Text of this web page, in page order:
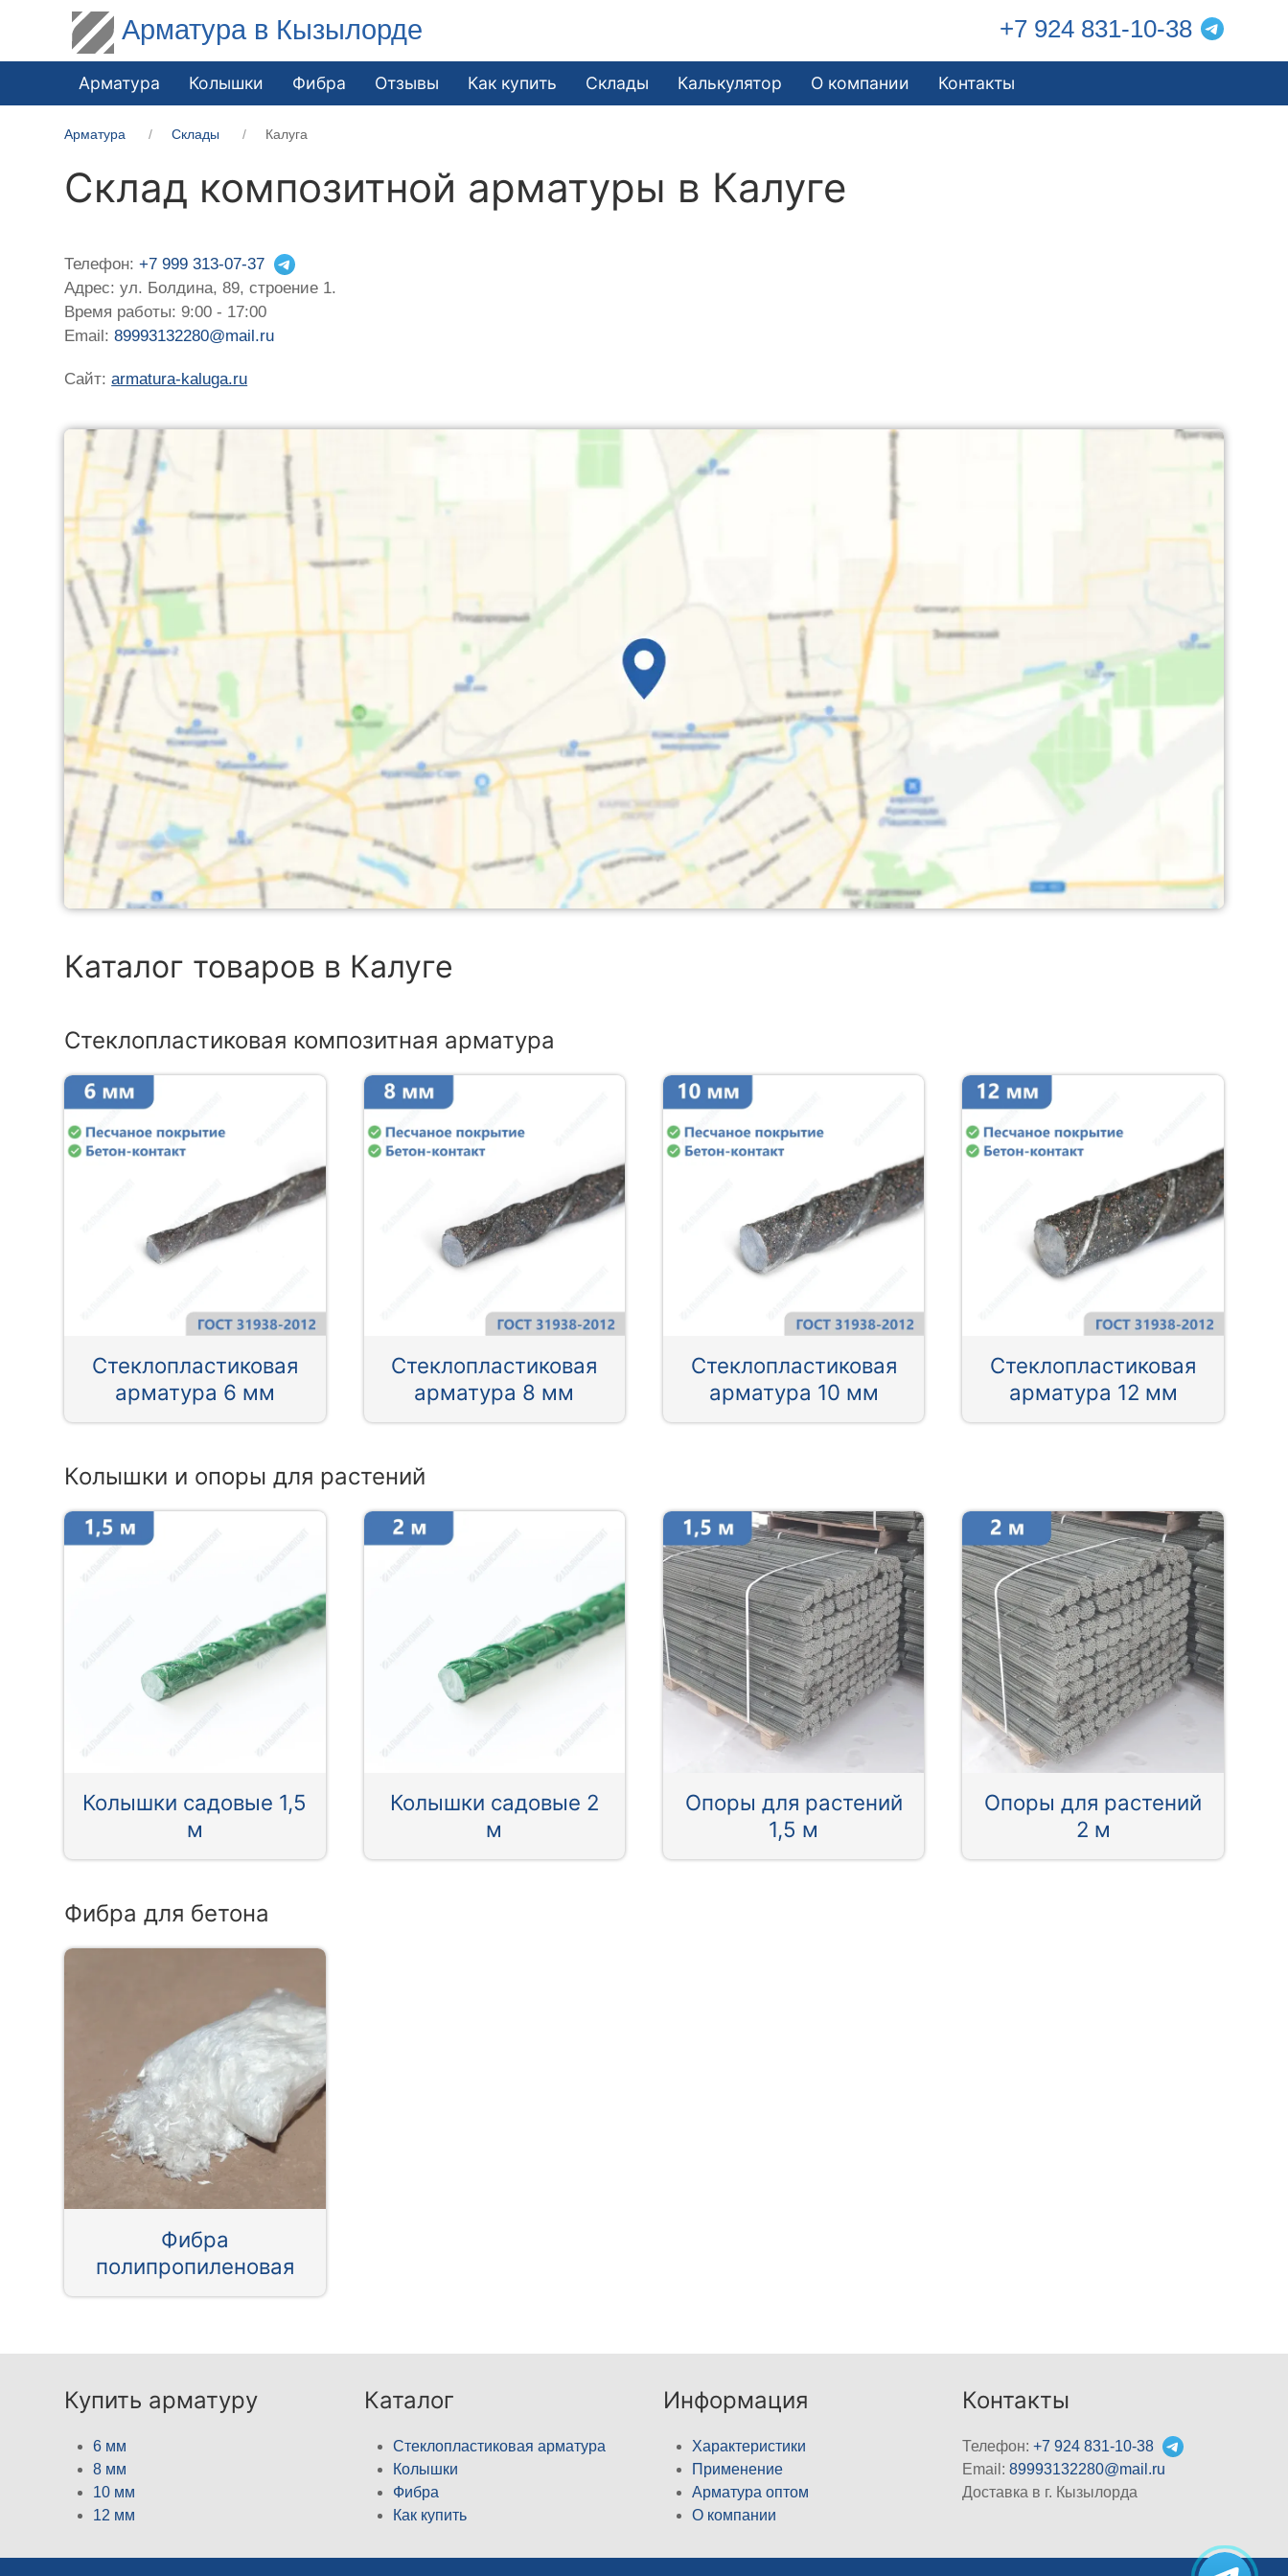
Арматура в Кызылорде +7 924 831-10-38
Арматура Колышки Фибра Отзывы Как купить Склады Калькулятор О компании Контакты
Арматура Склады Калуга
Склад композитной арматуры в Калуге
Телефон:+7 999 313-07-37
Адрес: ул. Болдина, 89, строение 1.
Время работы: 9:00 - 17:00
Email:89993132280@mail.ru
Сайт:armatura-kaluga.ru
Каталог товаров в Калуге
Стеклопластиковая композитная арматура
Стеклопластиковая
арматура 6 мм
Стеклопластиковая
арматура 8 мм
Стеклопластиковая
арматура 10 мм
Стеклопластиковая
арматура 12 мм
Колышки и опоры для растений
Колышки садовые 1,5
м
Колышки садовые 2
м
Опоры для растений
1,5 м
Опоры для растений
2 м
Фибра для бетона
Фибра
полипропиленовая
Купить арматуру
6 мм
8 мм
10 мм
12 мм
Каталог
Стеклопластиковая арматура
Колышки
Фибра
Как купить
Информация
Характеристики
Применение
Арматура оптом
О компании
Контакты
Телефон:+7 924 831-10-38
Email:89993132280@mail.ru
Доставка в г. Кызылорда